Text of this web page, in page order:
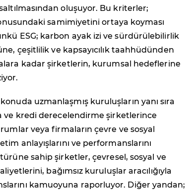
oluşuyor. Bu kriterler;
samimiyetini ortaya koyması
ESG; karbon ayak izi ve sürdürülebilirlik
çeşitlilik ve kapsayıcılık taahhüdünden
kadar şirketlerin, kurumsal hedeflerine
uzmanlaşmış kuruluşların yanı sıra
ve kredi derecelendirme şirketlerince
veya firmaların çevre ve sosyal
anlayışlarını ve performanslarını
sahip şirketler, çevresel, sosyal ve
bağımsız kuruluşlar aracılığıyla
kamuoyuna raporluyor. Diğer yandan;